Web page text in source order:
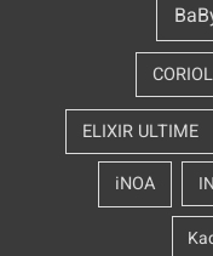
ELIXIR ULTIME
iNOA